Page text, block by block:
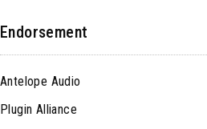
Endorsement
Antelope Audio
Plugin Alliance